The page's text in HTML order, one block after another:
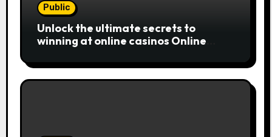
Public
Unlock the ultimate secrets to
winning at online casinos Online
choice for entertainment,